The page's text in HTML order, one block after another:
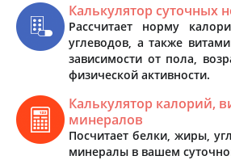
Калькулятор суточных
Рассчитает норму
углеводов, а также
зависимости от пола,
физической активности.
Калькулятор калорий,
минералов
Посчитает белки, жиры,
минералы в вашем